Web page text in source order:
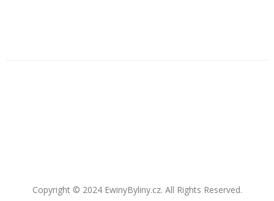
Copyright © 2024 EwinyByliny.cz. All Rights Reserved.